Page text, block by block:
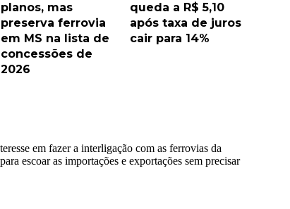
planos, mas
preserva ferrovia
em MS na lista de
concessões de
2026
queda a R$ 5,10
após taxa de juros
cair para 14%